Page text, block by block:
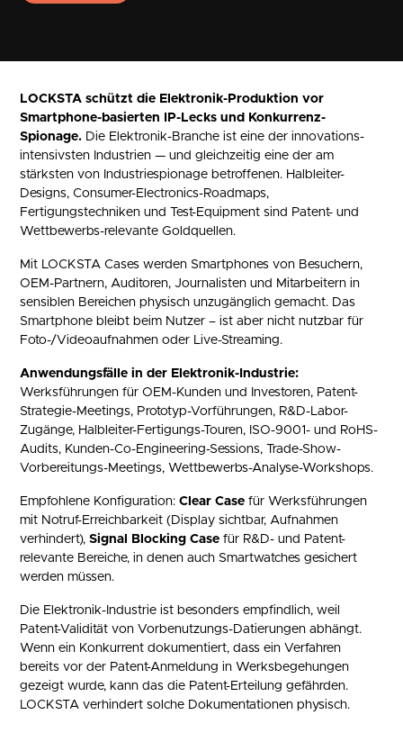
LOCKSTA schützt die Elektronik-Produktion vor
Smartphone-basierten IP-Lecks und Konkurrenz-
Spionage. Die Elektronik-Branche ist eine der innovations-
intensivsten Industrien — und gleichzeitig eine der am
stärksten von Industriespionage betroffenen. Halbleiter-
Designs, Consumer-Electronics-Roadmaps,
Fertigungstechniken und Test-Equipment sind Patent- und
Wettbewerbs-relevante Goldquellen.
Mit LOCKSTA Cases werden Smartphones von Besuchern,
OEM-Partnern, Auditoren, Journalisten und Mitarbeitern in
sensiblen Bereichen physisch unzugänglich gemacht. Das
Smartphone bleibt beim Nutzer – ist aber nicht nutzbar für
Foto-/Videoaufnahmen oder Live-Streaming.
Anwendungsfälle in der Elektronik-Industrie:
Werksführungen für OEM-Kunden und Investoren, Patent-
Strategie-Meetings, Prototyp-Vorführungen, R&D-Labor-
Zugänge, Halbleiter-Fertigungs-Touren, ISO-9001- und RoHS-
Audits, Kunden-Co-Engineering-Sessions, Trade-Show-
Vorbereitungs-Meetings, Wettbewerbs-Analyse-Workshops.
Empfohlene Konfiguration:Clear Case für Werksführungen
mit Notruf-Erreichbarkeit (Display sichtbar, Aufnahmen
verhindert),Signal Blocking Case für R&D- und Patent-
relevante Bereiche, in denen auch Smartwatches gesichert
werden müssen.
Die Elektronik-Industrie ist besonders empfindlich, weil
Patent-Validität von Vorbenutzungs-Datierungen abhängt.
Wenn ein Konkurrent dokumentiert, dass ein Verfahren
bereits vor der Patent-Anmeldung in Werksbegehungen
gezeigt wurde, kann das die Patent-Erteilung gefährden.
LOCKSTA verhindert solche Dokumentationen physisch.